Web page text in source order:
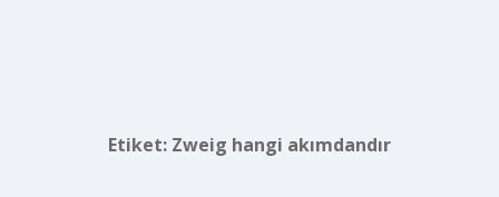
Etiket: Zweig hangi akımdandır